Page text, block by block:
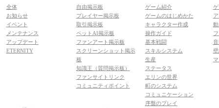
全体
お知らせ
イベント
メンテナンス
アップデート
ETERNITY
自由掲示板
プレイヤー掲示板
取引掲示板
ペットAI掲示板
ファンアート掲示板
スクリーンショット掲示
板
知識王（質問掲示板）
ファンサイトリンク
コミュニティポイント
ゲーム紹介
ゲームのはじめかた
キャラクター作成
操作ガイド
基本戦闘
スキルシステム
生産
ステータス
エリンの世界
町のシステム
コミュニケーション
序盤のプレイ